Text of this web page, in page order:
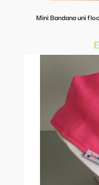
Mini Bandana uni